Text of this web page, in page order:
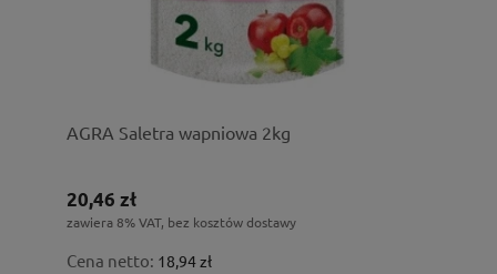
AGRA Saletra wapniowa 2kg
20,46 zł
zawiera 8% VAT, bez kosztów dostawy
Cena netto: 18,94 zł